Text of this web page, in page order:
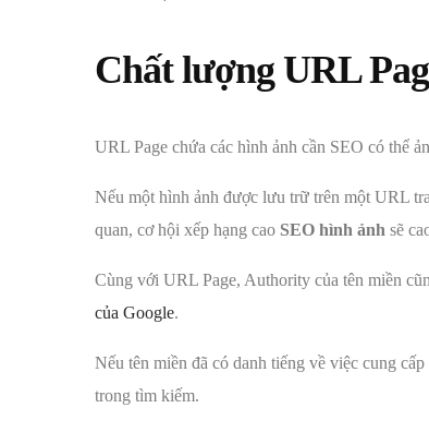
Chất lượng URL
URL Page chứa các hình ảnh cần SEO có thể
Nếu một hình ảnh được lưu trữ trên một URL
quan, cơ hội xếp hạng cao SEO hình ảnh sẽ
Cùng với URL Page, Authority của tên miền
của Google.
Nếu tên miền đã có danh tiếng về việc cung
trong tìm kiếm.